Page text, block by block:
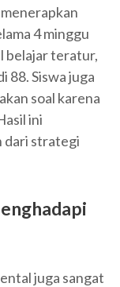
4 minggu
belajar teratur,
88. Siswa juga
soal karena
ini
dari strategi
juga sangat